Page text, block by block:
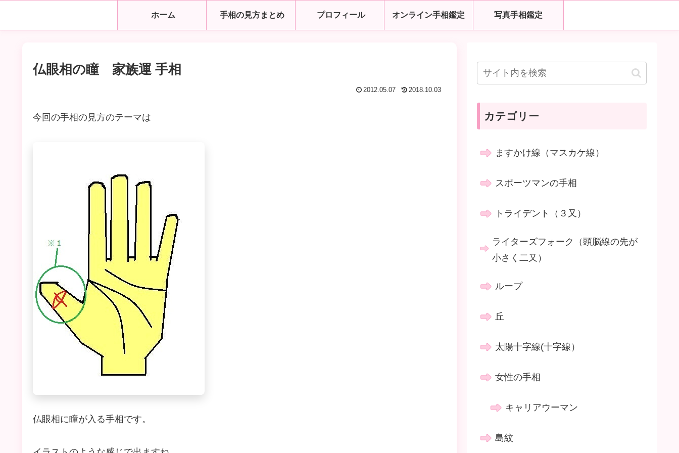
ホーム 手相の見方まとめ プロフィール オンライン手相鑑定 写真手相鑑定
仏眼相の瞳 家族運 手相
2012.05.07 2018.10.03
今回の手相の見方のテーマは
仏眼相に瞳が入る手相です。
カテゴリー
ますかけ線（マスカケ線）
スポーツマンの手相
トライデント（３又）
ライターズフォーク（頭脳線の先が
小さく二又）
ループ
丘
太陽十字線(十字線）
女性の手相
キャリアウーマン
島紋